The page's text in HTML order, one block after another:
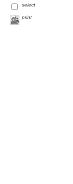
select
print